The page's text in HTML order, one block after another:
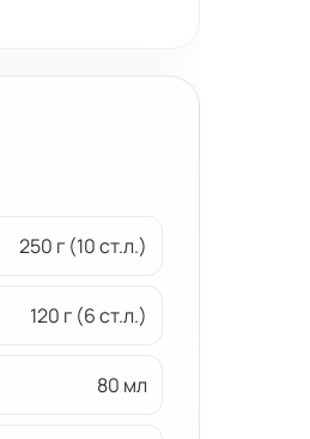
250 г (10 ст.л.)
120 г (6 ст.л.)
80 мл